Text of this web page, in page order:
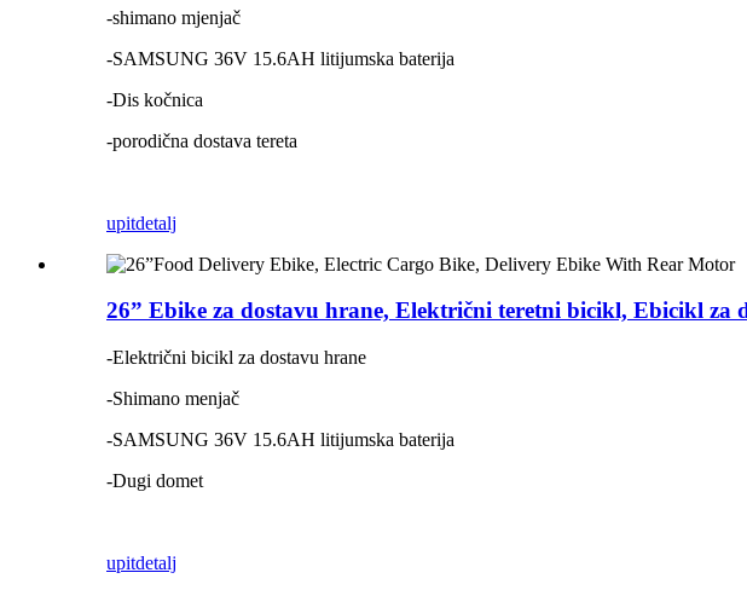
-shimano mjenjač
-SAMSUNG 36V 15.6AH litijumska baterija
-Dis kočnica
-porodična dostava tereta
upitdetalj
26” Ebike za dostavu hrane, Električni teretni bicikl, Ebicikl za
-Električni bicikl za dostavu hrane
-Shimano menjač
-SAMSUNG 36V 15.6AH litijumska baterija
-Dugi domet
upitdetalj